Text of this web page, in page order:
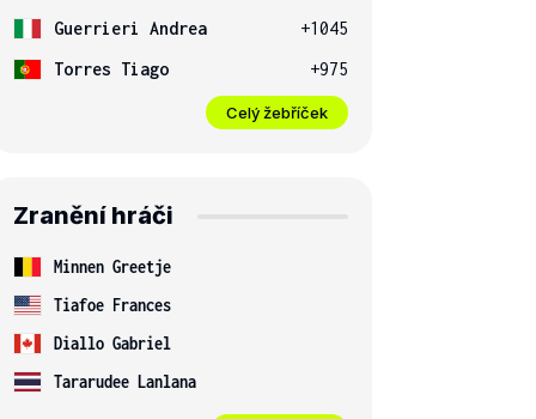
Guerrieri Andrea
+1045
Torres Tiago
+975
Celý žebříček
Zranění hráči
Minnen Greetje
Tiafoe Frances
Diallo Gabriel
Tararudee Lanlana